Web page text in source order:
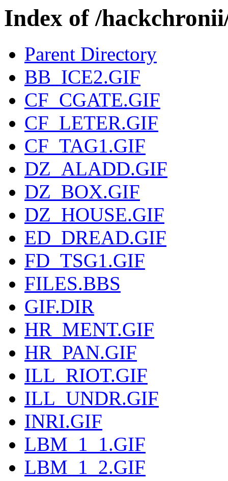
Index of /
Parent Directory
BB_ICE2.GIF
CF_CGATE.GIF
CF_LETER.GIF
CF_TAG1.GIF
DZ_ALADD.GIF
DZ_BOX.GIF
DZ_HOUSE.GIF
ED_DREAD.GIF
FD_TSG1.GIF
FILES.BBS
GIF.DIR
HR_MENT.GIF
HR_PAN.GIF
ILL_RIOT.GIF
ILL_UNDR.GIF
INRI.GIF
LBM_1_1.GIF
LBM_1_2.GIF